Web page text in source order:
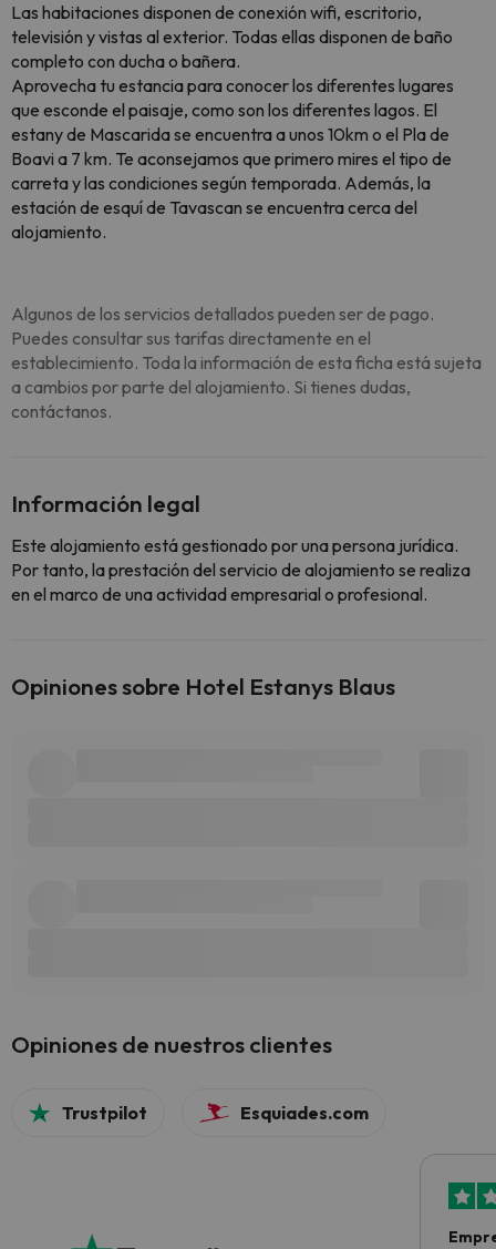
Las habitaciones disponen de conexión wifi, escritorio,
televisión y vistas al exterior. Todas ellas disponen de baño
completo con ducha o bañera.
Aprovecha tu estancia para conocer los diferentes lugares
que esconde el paisaje, como son los diferentes lagos. El
estany de Mascarida se encuentra a unos 10km o el Pla de
Boavi a 7 km. Te aconsejamos que primero mires el tipo de
carreta y las condiciones según temporada. Además, la
estación de esquí de Tavascan se encuentra cerca del
alojamiento.
Algunos de los servicios detallados pueden ser de pago.
Puedes consultar sus tarifas directamente en el
establecimiento. Toda la información de esta ficha está sujeta
a cambios por parte del alojamiento. Si tienes dudas,
contáctanos.
Información legal
Este alojamiento está gestionado por una persona jurídica.
Por tanto, la prestación del servicio de alojamiento se realiza
en el marco de una actividad empresarial o profesional.
Opiniones sobre Hotel Estanys Blaus
Opiniones de nuestros clientes
Trustpilot Esquiades.com